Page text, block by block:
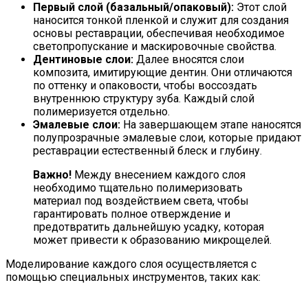
Первый слой (базальный/опаковый): Этот слой
наносится тонкой пленкой и служит для создания
основы реставрации, обеспечивая необходимое
светопропускание и маскировочные свойства.
Дентиновые слои: Далее вносятся слои
композита, имитирующие дентин. Они отличаются
по оттенку и опаковости, чтобы воссоздать
внутреннюю структуру зуба. Каждый слой
полимеризуется отдельно.
Эмалевые слои: На завершающем этапе наносятся
полупрозрачные эмалевые слои, которые придают
реставрации естественный блеск и глубину.
Важно! Между внесением каждого слоя
необходимо тщательно полимеризовать
материал под воздействием света, чтобы
гарантировать полное отверждение и
предотвратить дальнейшую усадку, которая
может привести к образованию микрощелей.
Моделирование каждого слоя осуществляется с
помощью специальных инструментов, таких как: